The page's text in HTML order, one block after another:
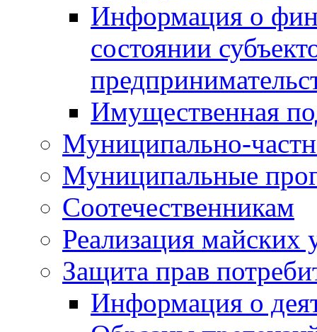
Информация о
состоянии
Имущественная
Муниципально-
Муниципальные
Соотечественникам
Реализация майских
Защита прав
Информация о